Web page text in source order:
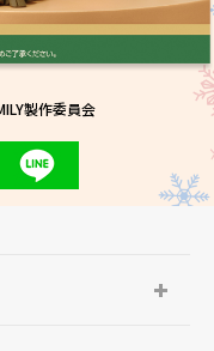
製作委員会